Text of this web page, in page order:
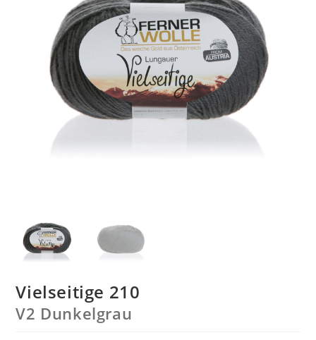
Vielseitige 210
V2 Dunkelgrau